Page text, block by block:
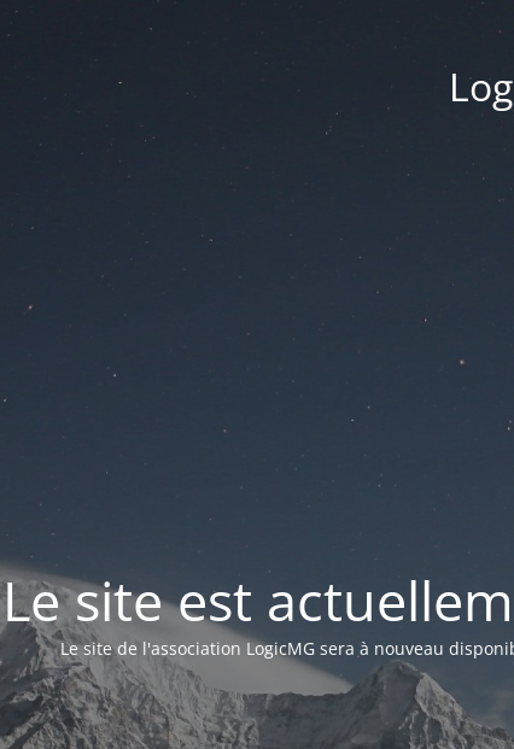
Le site est
Le site de l'association LogicMG sera à nouveau